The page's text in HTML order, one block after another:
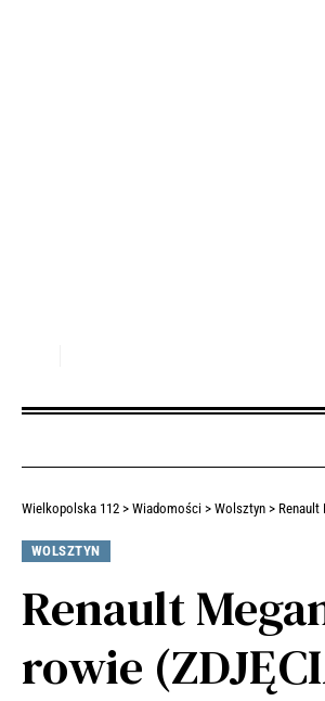
Wielkopolska 112 > Wiadomości > Wolsztyn > Renault
WOLSZTYN
Renault
rowie